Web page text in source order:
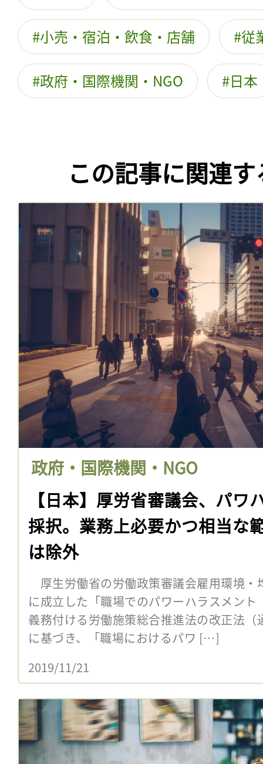
小売・宿泊・飲食・店舗 従
政府・国際機関・NGO 日本
この記事に関連
政府・国際機関・NGO
【日本】厚労省審議会、パワ
採択。業務上必要かつ相当な
は除外
厚生労働省の労働政策審議会雇用環境・
に成立した「職場でのパワーハラスメン
義務付ける労働施策総合推進法の改正法
に基づき、「職場におけるパワ […]
2019/11/21